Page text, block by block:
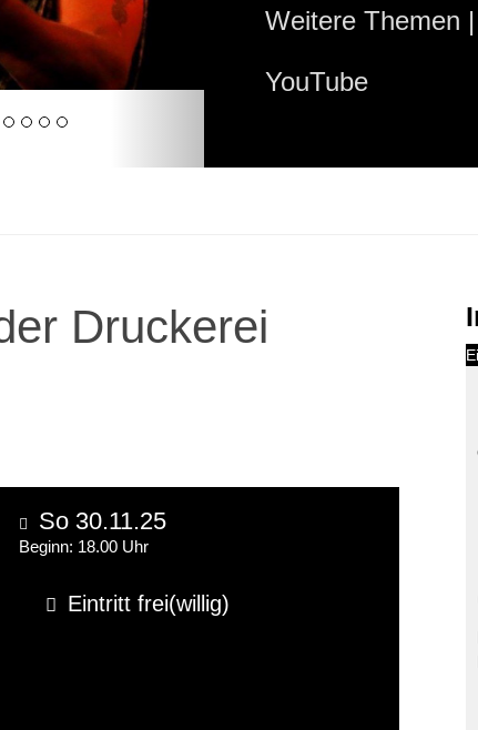
Weitere Themen
YouTube
Druckerei
So 30.11.25
Beginn: 18.00 Uhr
Eintritt frei(willig)